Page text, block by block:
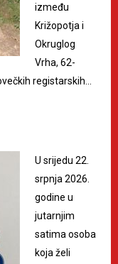
između
Križopotja i
Okruglog
Vrha, 62-
registarskih…
U srijedu 22.
srpnja 2026.
godine u
jutarnjim
satima osoba
koja želi